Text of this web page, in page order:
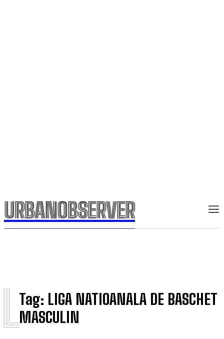
URBANOBSERVER
URBANOBSERVER
Tag: LIGA NATIOANALA DE BASCHET
MASCULIN
L